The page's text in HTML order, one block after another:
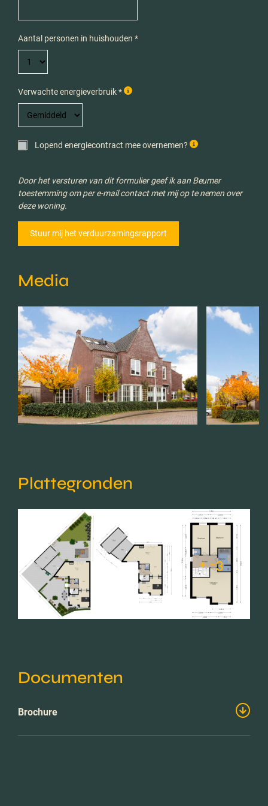
Aantal personen in huishouden *
Verwachte energieverbruik *
Lopend energiecontract mee overnemen?
Door het versturen van dit formulier geef ik aan Beumer
toestemming om per e-mail contact met mij op te nemen over
deze woning.
Media
Plattegronden
+ -3
Documenten
Brochure